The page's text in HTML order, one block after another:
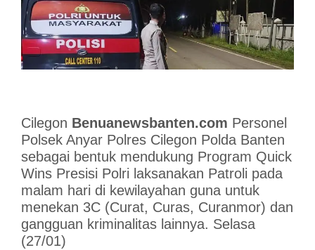
Cilegon Benuanewsbanten.com Personel
Polsek Anyar Polres Cilegon Polda Banten
sebagai bentuk mendukung Program Quick
Wins Presisi Polri laksanakan Patroli pada
malam hari di kewilayahan guna untuk
menekan 3C (Curat, Curas, Curanmor) dan
gangguan kriminalitas lainnya. Selasa
(27/01)